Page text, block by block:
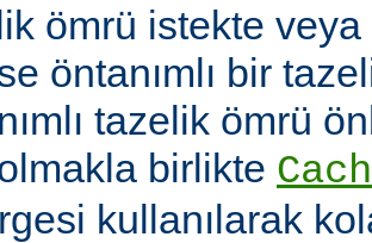
ömrü istekte veya
öntanımlı bir
tazelik ömrü
birlikte
kullanılarak